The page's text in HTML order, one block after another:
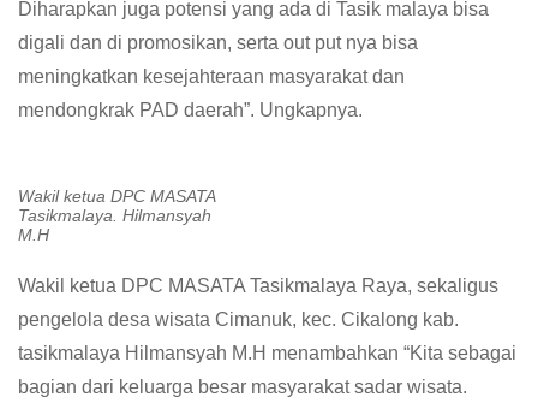
Diharapkan juga potensi yang ada di Tasik malaya bisa
digali dan di promosikan, serta out put nya bisa
meningkatkan kesejahteraan masyarakat dan
mendongkrak PAD daerah”. Ungkapnya.
Wakil ketua DPC MASATA
Tasikmalaya. Hilmansyah
M.H
Wakil ketua DPC MASATA Tasikmalaya Raya, sekaligus
pengelola desa wisata Cimanuk, kec. Cikalong kab.
tasikmalaya Hilmansyah M.H menambahkan “Kita sebagai
bagian dari keluarga besar masyarakat sadar wisata.